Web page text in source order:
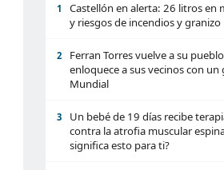
1
Castellón en alerta: 26 litros en
y riesgos de incendios y granizo
2
Ferran Torres vuelve a su
enloquece a sus vecinos con un
Mundial
3
Un bebé de 19 días recibe
contra la atrofia muscular
significa esto para ti?